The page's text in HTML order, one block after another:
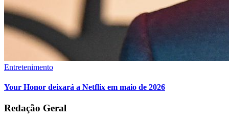
Entretenimento
Your Honor deixará a Netflix em maio de 2026
Redação Geral